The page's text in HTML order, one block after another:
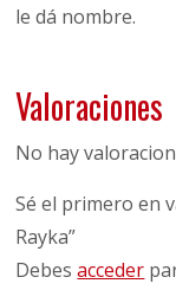
le dá nombre.
Valoraciones
No hay
Sé el primero en
Rayka”
Debesacceder